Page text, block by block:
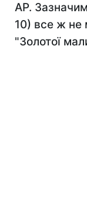
AP.
10) все ж не
"Золотої